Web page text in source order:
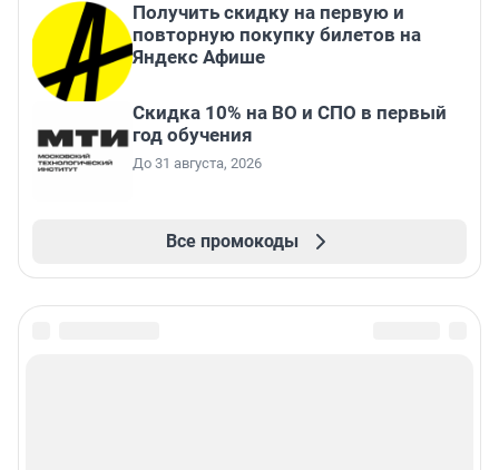
Получить скидку на первую и
повторную покупку билетов на
Яндекс Афише
Скидка 10% на ВО и СПО в первый
год обучения
До 31 августа, 2026
Все промокоды